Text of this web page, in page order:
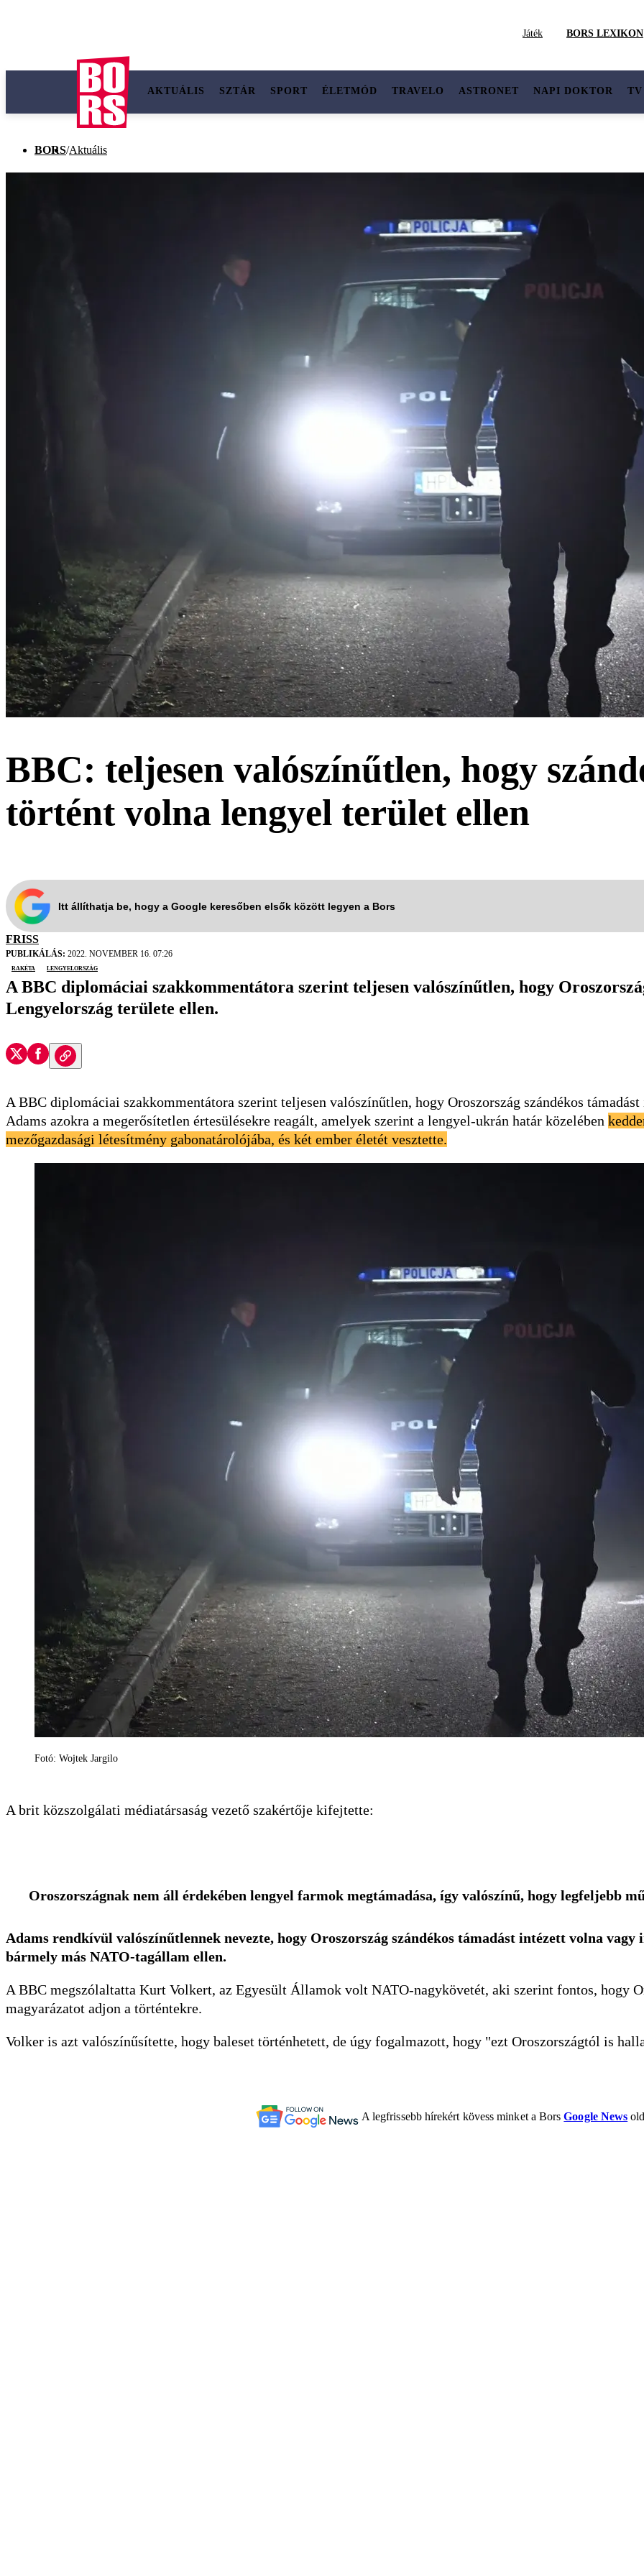
Játék BORS LEXIKON
AKTUÁLIS SZTÁR SPORT ÉLETMÓD TRAVELO ASTRONET NAPI DOKTOR TV
BORS/Aktuális
BBC: teljesen valószínűtlen, hogy
történt volna lengyel terület ellen
Itt állíthatja be, hogy a Google keresőben elsők között legyen a Bors
FRISS
PUBLIKÁLÁS: 2022. NOVEMBER 16. 07:26
rakéta
Lengyelország
A BBC diplomáciai szakkommentátora szerint teljesen valószínűtlen, hogy
Lengyelország területe ellen.
A BBC diplomáciai szakkommentátora szerint teljesen valószínűtlen, hogy Oroszország szándékos
Adams azokra a megerősítetlen értesülésekre reagált, amelyek szerint a lengyel-ukrán határ közelében
mezőgazdasági létesítmény gabonatárolójába, és két ember életét vesztette.
Fotó: Wojtek Jargilo
A brit közszolgálati médiatársaság vezető szakértője kifejtette:
Oroszországnak nem áll érdekében lengyel farmok megtámadása, így valószínű, hogy legfeljebb
Adams rendkívül valószínűtlennek nevezte, hogy Oroszország szándékos támadást intézett volna vagy
bármely más NATO-tagállam ellen.
A BBC megszólaltatta Kurt Volkert, az Egyesült Államok volt NATO-nagykövetét, aki szerint fontos, hogy
magyarázatot adjon a történtekre.
Volker is azt valószínűsítette, hogy baleset történhetett, de úgy fogalmazott, hogy "ezt Oroszországtól is
A legfrissebb hírekért kövess minket a BorsGoogle News